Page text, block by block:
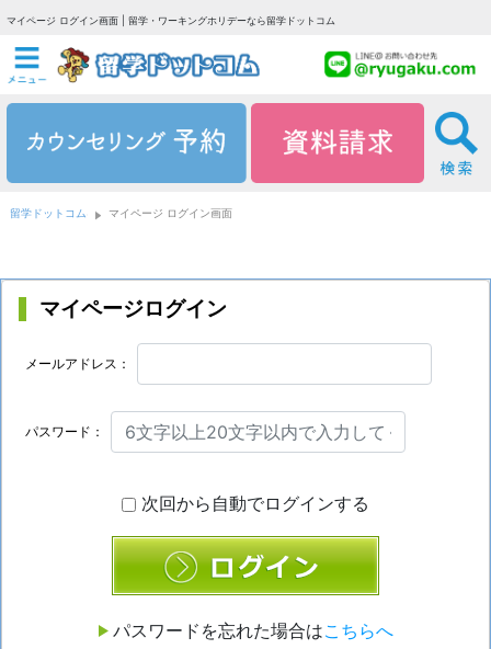
マイページ ログイン画面 | 留学・ワーキングホリデーなら留学ドットコム
留学ドットコム マイページ ログイン画面
マイページログイン
メールアドレス：
パスワード：
次回から自動でログインする
パスワードを忘れた場合はこちらへ